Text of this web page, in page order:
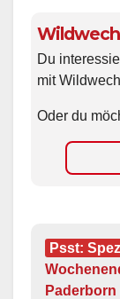
Du
mit
Oder du
Psst:
Paderborn